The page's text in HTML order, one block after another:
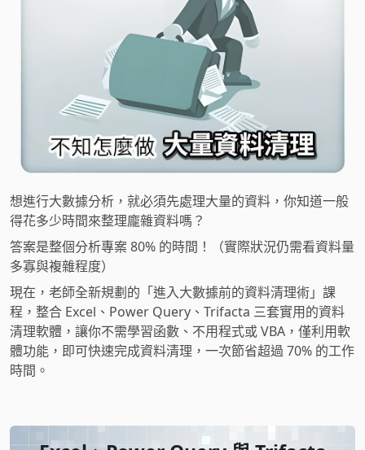
想進行大數據分析，就必須先處理大量的資料，你知道一般
得花多少時間來整理龐雜資料嗎？
答案是整個分析專案 80% 的時間！（實際狀況仍需看資料量
多寡與複雜程度）
現在，老師全新規劃的「進入大數據前的資料清理術」課
程，整合 Excel、Power Query、Trifacta 三套實用的資料
清理軟體，讓你不需學習函數、不用程式或 VBA，僅利用軟
體功能，即可快速完成資料清理，一次節省超過 70% 的工作
時間。